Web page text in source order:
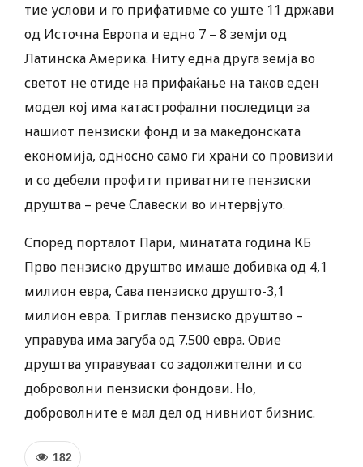
тие услови и го прифативме со уште 11 држави
од Источна Европа и едно 7 – 8 земји од
Латинска Америка. Ниту една друга земја во
светот не отиде на прифаќање на таков еден
модел кој има катастрофални последици за
нашиот пензиски фонд и за македонската
економија, односно само ги храни со провизии
и со дебели профити приватните пензиски
друштва – рече Славески во интервјуто.
Според порталот Пари, минатата година КБ
Прво пензиско друштво имаше добивка од 4,1
милион евра, Сава пензиско друшто-3,1
милион евра. Триглав пензиско друштво –
управува има загуба од 7.500 евра. Овие
друштва управуваат со задолжителни и со
доброволни пензиски фондови. Но,
доброволните е мал дел од нивниот бизнис.
182